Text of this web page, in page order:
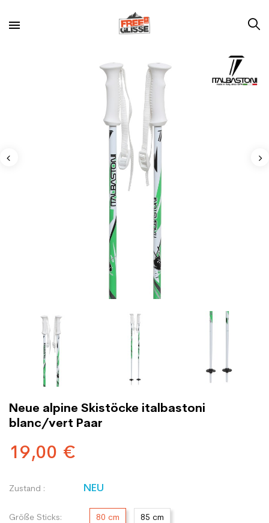
Neue alpine Skistöcke italbastoni
blanc/vert Paar
19,00 €
Zustand : NEU
Größe Sticks: 80 cm 85 cm